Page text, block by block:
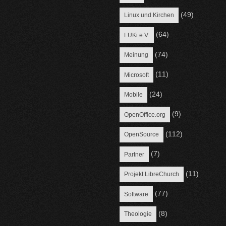
Linux und Kirchen (49)
LUKi e.V. (64)
Meinung (74)
Microsoft (11)
Mobile (24)
OpenOffice.org (9)
OpenSource (112)
Partner (7)
Projekt LibreChurch (11)
Software (77)
Theologie (8)